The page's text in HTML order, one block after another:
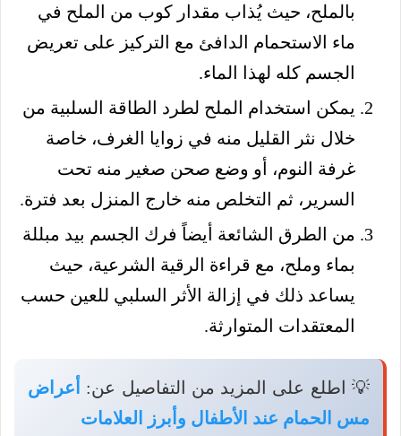
بالملح، حيث يُذاب مقدار كوب من الملح في
ماء الاستحمام الدافئ مع التركيز على تعريض
الجسم كله لهذا الماء.
يمكن استخدام الملح لطرد الطاقة السلبية من
خلال نثر القليل منه في زوايا الغرف، خاصة
غرفة النوم، أو وضع صحن صغير منه تحت
السرير، ثم التخلص منه خارج المنزل بعد فترة.
من الطرق الشائعة أيضاً فرك الجسم بيد مبللة
بماء وملح، مع قراءة الرقية الشرعية، حيث
يساعد ذلك في إزالة الأثر السلبي للعين حسب
المعتقدات المتوارثة.
💡 اطلع على المزيد من التفاصيل عن:
أعراض
مس الحمام عند الأطفال وأبرز العلامات